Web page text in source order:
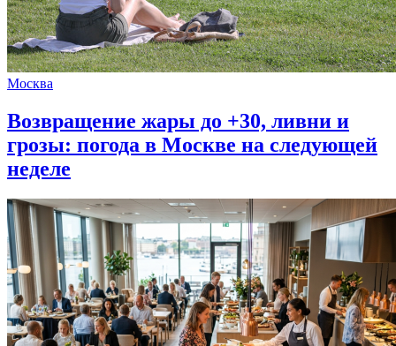
Москва
Возвращение жары до +30, ливни и
грозы: погода в Москве на следующей
неделе